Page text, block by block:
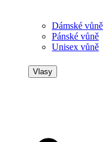
Dámské vůně
Pánské vůně
Unisex vůně
Vlasy